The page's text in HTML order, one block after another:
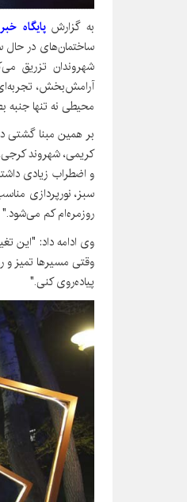
به گزارشپایگاه
ساختمان‌های در حال
شهروندان تزریق
آرامش‌بخش،
محیطی نه تنها جنبه
بر همین مبنا گشتی
کریمی، شهروند
و اضطراب زیادی
سبز، نورپردازی
روزمره‌ام کم می‌شود."
وی ادامه داد: "این
وقتی مسیرها تمیز
پیاده‌روی کنی."